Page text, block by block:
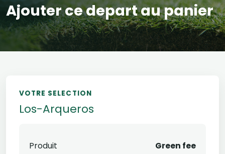
Ajouter ce depart au panier
VOTRE SELECTION
Los-Arqueros
Produit Green fee